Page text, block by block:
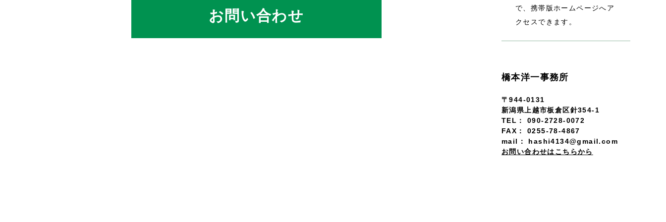
お問い合わせ
で、携帯版ホームページへア
クセスできます。
橋本洋一事務所
〒944-0131
新潟県上越市板倉区針354-1
TEL： 090-2728-0072
FAX： 0255-78-4867
mail： hashi4134@gmail.com
お問い合わせはこちらから